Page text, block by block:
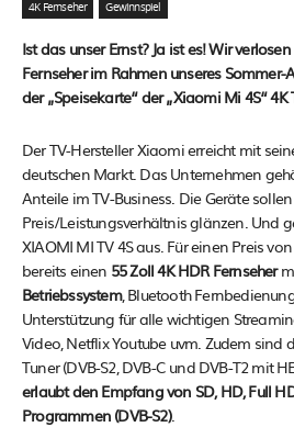
4K Fernseher Gewinnspiel
Ist das unser Ernst? Ja ist es! Wir
Fernseher im Rahmen unseres
der „Speisekarte“ der „Xiaomi Mi 4S“ 4K
Der TV-Hersteller Xiaomi erreicht mit
deutschen Markt. Das Unternehmen
Anteile im TV-Business. Die Geräte
Preis/Leistungsverhältnis glänzen. Und
XIAOMI MI TV 4S aus. Für einen Preis
bereits einen 55 Zoll 4K HDR Fernseher
Betriebssystem, Bluetooth
Unterstützung für alle wichtigen
Video, Netflix Youtube uvm. Zudem sind
Tuner (DVB-S2, DVB-C und DVB-T2 mit
erlaubt den Empfang von SD, HD, Full
Programmen (DVB-S2).